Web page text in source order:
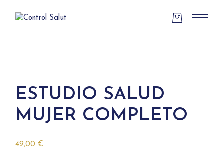
ESTUDIO SALUD
MUJER COMPLETO
49,00 €